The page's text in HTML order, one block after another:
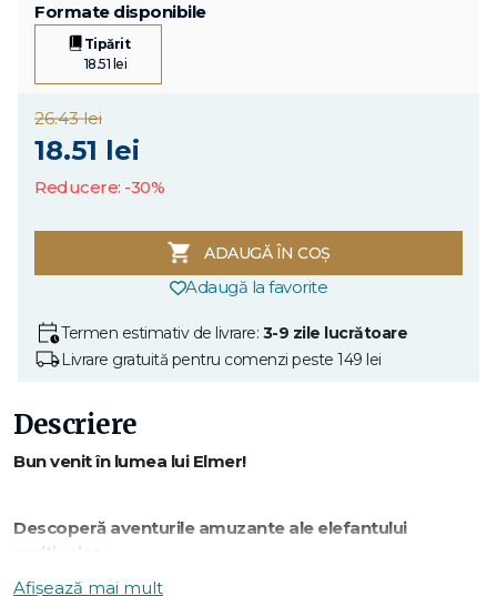
Formate disponibile
Tipărit
18.51 lei
26.43 lei
18.51 lei
Reducere: -30%
ADAUGĂ ÎN COȘ
Adaugă la favorite
Termen estimativ de livrare: 3-9 zile lucrătoare
Livrare gratuită pentru comenzi peste 149 lei
Descriere
Bun venit în lumea lui Elmer!
Descoperă aventurile amuzante ale elefantului
multicolor.
Afișează mai mult